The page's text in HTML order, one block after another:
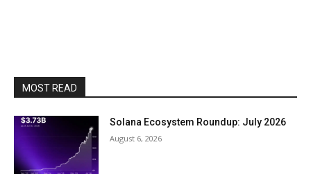
MOST READ
Solana Ecosystem Roundup: July 2026
August 6, 2026